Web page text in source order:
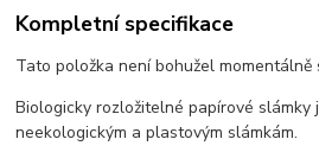
Kompletní specifikace
Tato položka není bohužel momentálně
Biologicky rozložitelné papírové
neekologickým a plastovým slámkám.